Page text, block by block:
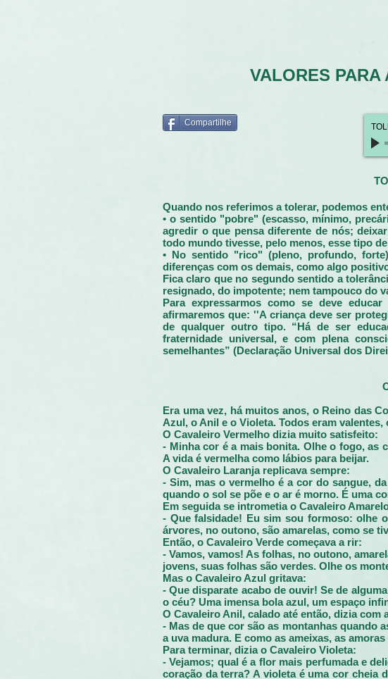
VALORES PARA
Compartilhe
Quando nos referimos a tolerar, podemos
• o sentido "pobre" (escasso, mínimo,
agredir o que pensa diferente de nós;
todo mundo tivesse, pelo menos, esse tipo
• No sentido "rico" (pleno, profundo,
diferenças com os demais, como algo
Fica claro que no segundo sentido a
resignado, do impotente; nem tampouco do
Para expressarmos como se deve
afirmaremos que: ''A criança deve ser
de qualquer outro tipo. “Há de ser
fraternidade universal, e com plena
semelhantes” (Declaração Universal dos
Era uma vez, há muitos anos, o Reino das
Azul, o Anil e o Violeta. Todos eram
O Cavaleiro Vermelho dizia muito satisfeito:
- Minha cor é a mais bonita. Olhe o fogo, as
A vida é vermelha como lábios para beijar.
O Cavaleiro Laranja replicava sempre:
- Sim, mas o vermelho é a cor do sangue,
quando o sol se põe e o ar é morno. É uma
Em seguida se intrometia o Cavaleiro
- Que falsidade! Eu sim sou formoso: olhe
árvores, no outono, são amarelas, como se
Então, o Cavaleiro Verde começava a rir:
- Vamos, vamos! As folhas, no outono,
jovens, suas folhas são verdes. Olhe os
Mas o Cavaleiro Azul gritava:
- Que disparate acabo de ouvir! Se de
o céu? Uma imensa bola azul, um espaço
O Cavaleiro Anil, calado até então, dizia com
- Mas de que cor são as montanhas quando
a uva madura. E como as ameixas, as
Para terminar, dizia o Cavaleiro Violeta:
- Vejamos; qual é a flor mais perfumada e
coração da terra? A violeta é uma cor cheia